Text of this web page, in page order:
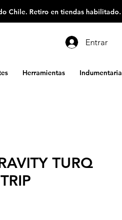
Chile. Retiro en tiendas habilitado.
Entrar
Herramientas Indumentaria
TURQ